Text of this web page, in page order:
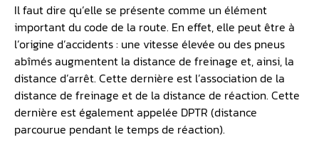
Il faut dire qu’elle se présente comme un élément
important du code de la route. En effet, elle peut être à
l’origine d’accidents : une vitesse élevée ou des pneus
abîmés augmentent la distance de freinage et, ainsi, la
distance d’arrêt. Cette dernière est l’association de la
distance de freinage et de la distance de réaction. Cette
dernière est également appelée DPTR (distance
parcourue pendant le temps de réaction).